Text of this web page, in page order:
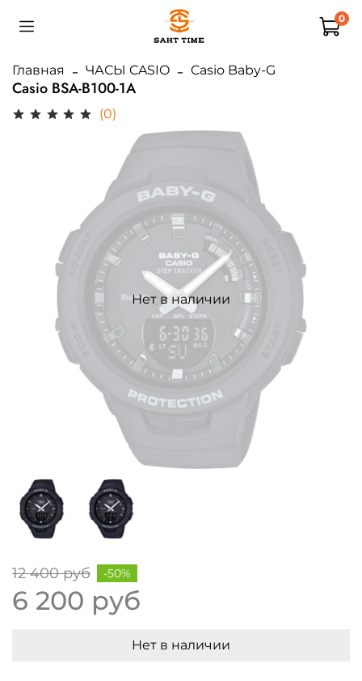
0
Главная ЧАСЫ CASIO Casio Baby-G
Casio BSA-B100-1A
(0)
Нет в наличии
12 400 руб
6 200 руб
-50%
Нет в наличии